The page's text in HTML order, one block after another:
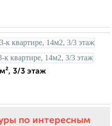
3/3 этаж
по интересным